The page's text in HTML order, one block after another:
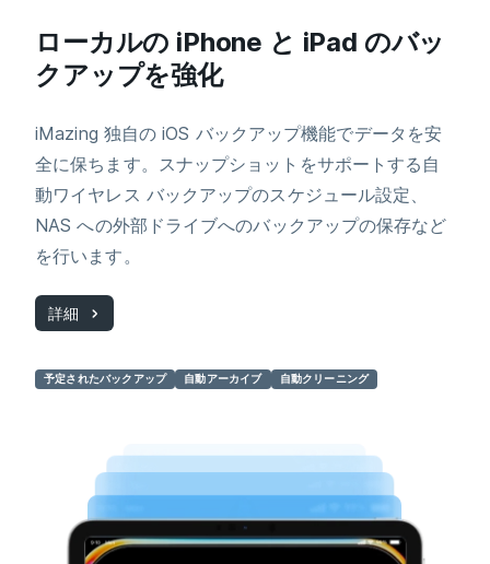
ローカルの iPhone と iPad のバッ
クアップを強化
iMazing 独自の iOS バックアップ機能でデータを安
全に保ちます。スナップショットをサポートする自
動ワイヤレス バックアップのスケジュール設定、
NAS への外部ドライブへのバックアップの保存など
を行います。
詳細
予定されたバックアップ 自動アーカイブ 自動クリーニング